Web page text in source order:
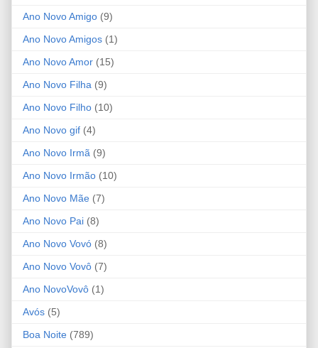
Ano Novo Amigo (9)
Ano Novo Amigos (1)
Ano Novo Amor (15)
Ano Novo Filha (9)
Ano Novo Filho (10)
Ano Novo gif (4)
Ano Novo Irmã (9)
Ano Novo Irmão (10)
Ano Novo Mãe (7)
Ano Novo Pai (8)
Ano Novo Vovó (8)
Ano Novo Vovô (7)
Ano NovoVovô (1)
Avós (5)
Boa Noite (789)